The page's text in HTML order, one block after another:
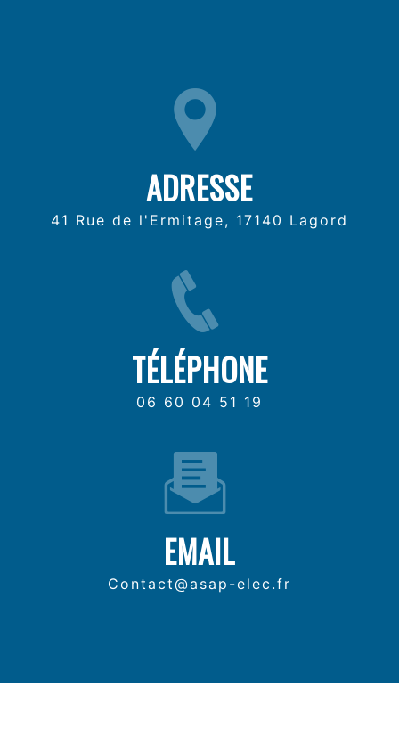
ADRESSE
41 Rue de l'Ermitage, 17140 Lagord
TÉLÉPHONE
06 60 04 51 19
EMAIL
contact@asap-elec.fr